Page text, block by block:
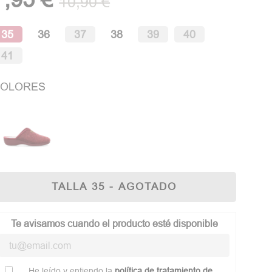
35 36 37 38 39
40
41
TALLA 35 - AGOTADO
Te avisamos cuando el producto esté disponible